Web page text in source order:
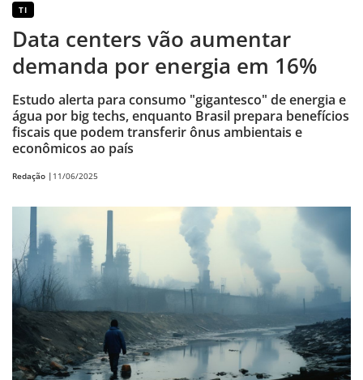
TI
Data centers vão aumentar
demanda por energia em 16%
Estudo alerta para consumo "gigantesco" de energia e
água por big techs, enquanto Brasil prepara benefícios
fiscais que podem transferir ônus ambientais e
econômicos ao país
Redação | 11/06/2025